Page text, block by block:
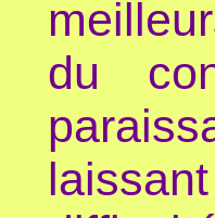
du